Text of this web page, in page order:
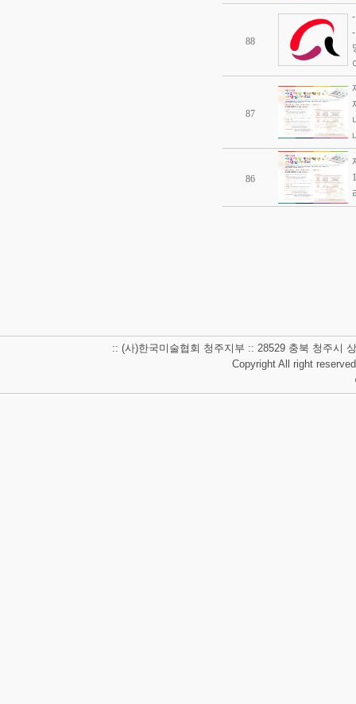
88
87
86
:: (사)한국미술협회 청주지부 :: 28529 충북 청주시
Copyright All right